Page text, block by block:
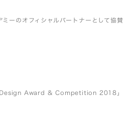
ミーのオフィシャルパートナーとして協賛
Design Award & Competition 2018」